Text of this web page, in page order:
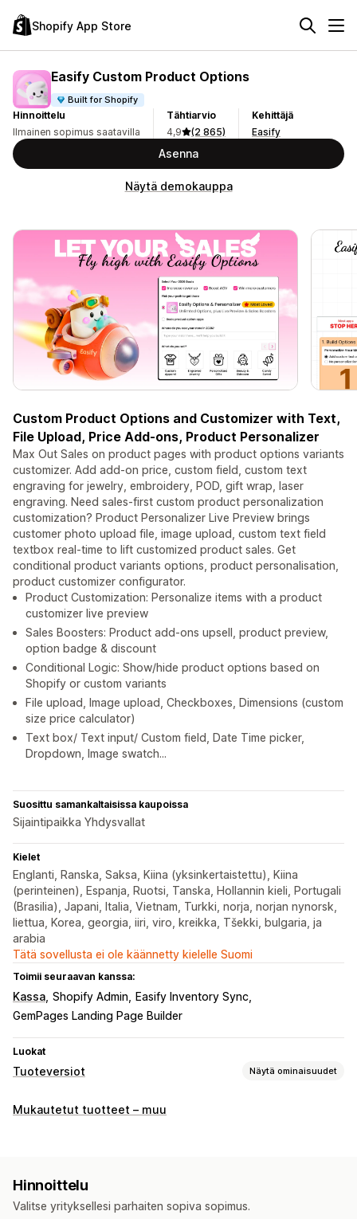
Shopify App Store
Easify Custom Product Options
Built for Shopify
Hinnoittelu
Ilmainen sopimus saatavilla
Tähtiarvio
4,9
(2 865)
Kehittäjä
Easify
Asenna
Näytä demokauppa
Custom Product Options and Customizer with Text,
File Upload, Price Add-ons, Product Personalizer
Max Out Sales on product pages with product options variants
customizer. Add add-on price, custom field, custom text
engraving for jewelry, embroidery, POD, gift wrap, laser
engraving. Need sales-first custom product personalization
customization? Product Personalizer Live Preview brings
customer photo upload file, image upload, custom text field
textbox real-time to lift customized product sales. Get
conditional product variants options, product personalisation,
product customizer configurator.
Product Customization: Personalize items with a product
customizer live preview
Sales Boosters: Product add-ons upsell, product preview,
option badge & discount
Conditional Logic: Show/hide product options based on
Shopify or custom variants
File upload, Image upload, Checkboxes, Dimensions (custom
size price calculator)
Text box/ Text input/ Custom field, Date Time picker,
Dropdown, Image swatch...
Suosittu samankaltaisissa kaupoissa
Sijaintipaikka Yhdysvallat
Kielet
Englanti, Ranska, Saksa, Kiina (yksinkertaistettu), Kiina
(perinteinen), Espanja, Ruotsi, Tanska, Hollannin kieli, Portugali
(Brasilia), Japani, Italia, Vietnam, Turkki, norja, norjan nynorsk,
liettua, Korea, georgia, iiri, viro, kreikka, Tšekki, bulgaria, ja
arabia
Tätä sovellusta ei ole käännetty kielelle Suomi
Toimii seuraavan kanssa:
Kassa Shopify Admin
Easify Inventory Sync
GemPages Landing Page Builder
Luokat
Tuoteversiot Näytä ominaisuudet
Mukautukset
Useiden kohteiden valinta
Mukautettu teksti Lahjan paketointi
Mukautetut tuotteet – muu
Hinnoittelu
Valitse yrityksellesi parhaiten sopiva sopimus.